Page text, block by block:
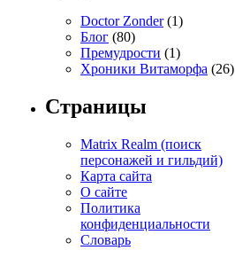
Doctor Zonder(1)
Блог (80)
Премудрости (1)
Хроники Витаморфа (26)
Страницы
Matrix Realm (поиск
персонажей и гильдий)
Карта сайта
О сайте
Политика
конфиденциальности
Словарь